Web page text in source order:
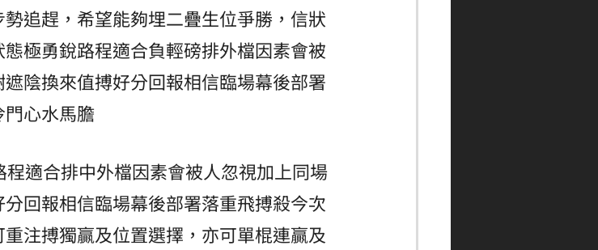
追趕，希望能夠埋二疊生位爭勝，信狀
極勇銳路程適合負輕磅排外檔因素會被
陰換來值搏好分回報相信臨場幕後部署
心水馬膽
適合排中外檔因素會被人忽視加上同場
回報相信臨場幕後部署落重飛搏殺今次
注搏獨贏及位置選擇，亦可單棍連贏及